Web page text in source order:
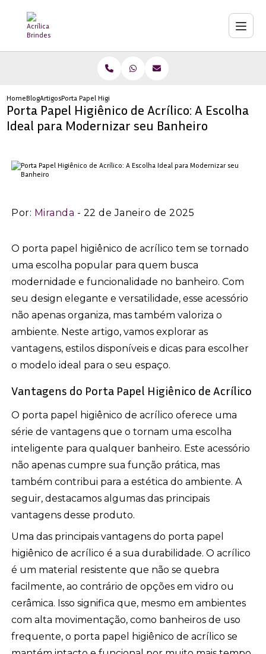
HomeBlogArtigosPorta Papel Higiênico de Acrílico: A Escolha Ideal para
Porta Papel Higiênico de Acrílico: A Escolha
Ideal para Modernizar seu Banheiro
Por: Miranda - 22 de Janeiro de 2025
O porta papel higiênico de acrílico tem se tornado
uma escolha popular para quem busca
modernidade e funcionalidade no banheiro. Com
seu design elegante e versatilidade, esse acessório
não apenas organiza, mas também valoriza o
ambiente. Neste artigo, vamos explorar as
vantagens, estilos disponíveis e dicas para escolher
o modelo ideal para o seu espaço.
Vantagens do Porta Papel Higiênico de Acrílico
O porta papel higiênico de acrílico oferece uma
série de vantagens que o tornam uma escolha
inteligente para qualquer banheiro. Este acessório
não apenas cumpre sua função prática, mas
também contribui para a estética do ambiente. A
seguir, destacamos algumas das principais
vantagens desse produto.
Uma das principais vantagens do porta papel
higiênico de acrílico é a sua durabilidade. O acrílico
é um material resistente que não se quebra
facilmente, ao contrário de opções em vidro ou
cerâmica. Isso significa que, mesmo em ambientes
com alta movimentação, como banheiros de uso
frequente, o porta papel higiênico de acrílico se